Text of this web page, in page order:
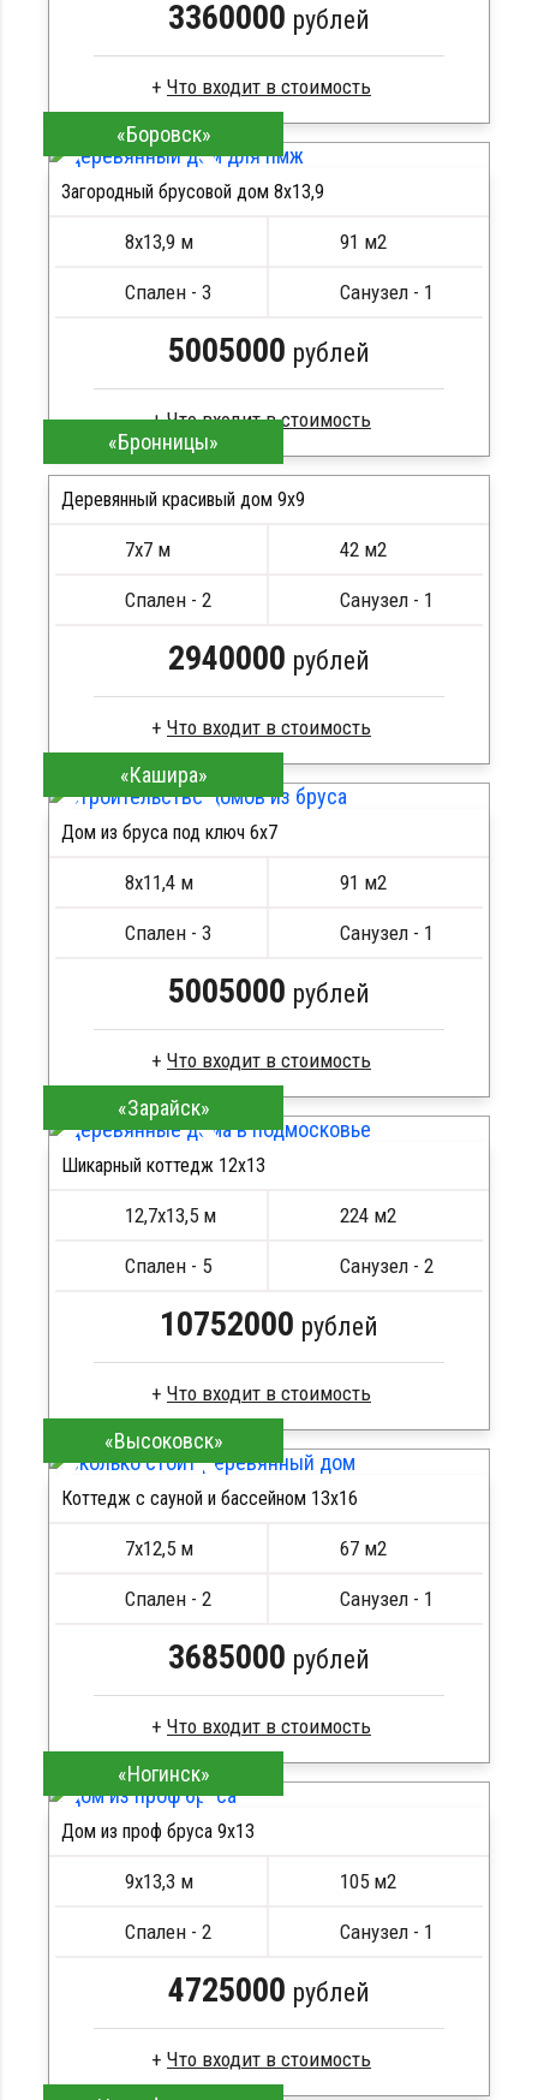
3360000 рублей
Профилированный брус
Стропила, балки 50х200 мм
Кровля металлочерепица
Сборка на березовые нагеля, джут
Металлические сваи 108 диаметр
ПОДРОБНЕЕ
«Боровск»
Загородный брусовой дом 8х13,9
8х13,9 м 91 м2
Спален - 3 Санузел - 1
5005000 рублей
Брус камерной сушки
Стропила, балки 50х200 мм
Метизы, саморезы, гвозди
«Бронницы»
Деревянный красивый дом 9х9
7х7 м 42 м2
Спален - 2 Санузел - 1
2940000 рублей
Профилированный брус
Стропила, балки 50х200 мм
Кровля металлочерепица
Сборка на березовые нагеля, джут
Металлические сваи 108 диаметр
ПОДРОБНЕЕ
«Кашира»
Дом из бруса под ключ 6x7
8х11,4 м 91 м2
Спален - 3 Санузел - 1
5005000 рублей
Сухой брус
Стропила, балки 50х200 мм
Кровля металлочерепица
Сборка на березовые нагеля, джут
Металлические сваи 108 диаметр
ПОДРОБНЕЕ
«Зарайск»
Шикарный коттедж 12х13
12,7х13,5 м 224 м2
Спален - 5 Санузел - 2
10752000 рублей
Профилированный брус
Стропила, балки 50х200 мм
Кровля металлочерепица
Сборка на березовые нагеля, джут
Металлические сваи 108 диаметр
ПОДРОБНЕЕ
«Высоковск»
Коттедж с сауной и бассейном 13х16
7х12,5 м 67 м2
Спален - 2 Санузел - 1
3685000 рублей
Брус естественной влажности
Стропила, балки 50х200 мм
Кровля металлочерепица
Сборка на березовые нагеля, джут
Металлические сваи 108 диаметр
ПОДРОБНЕЕ
«Ногинск»
Дом из проф бруса 9х13
9х13,3 м 105 м2
Спален - 2 Санузел - 1
4725000 рублей